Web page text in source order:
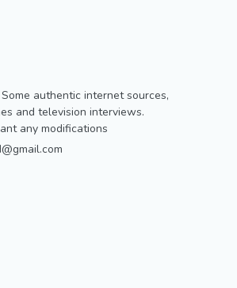
authentic internet sources,
and television interviews.
any modifications